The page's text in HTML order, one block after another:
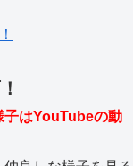
子はYouTubeの動